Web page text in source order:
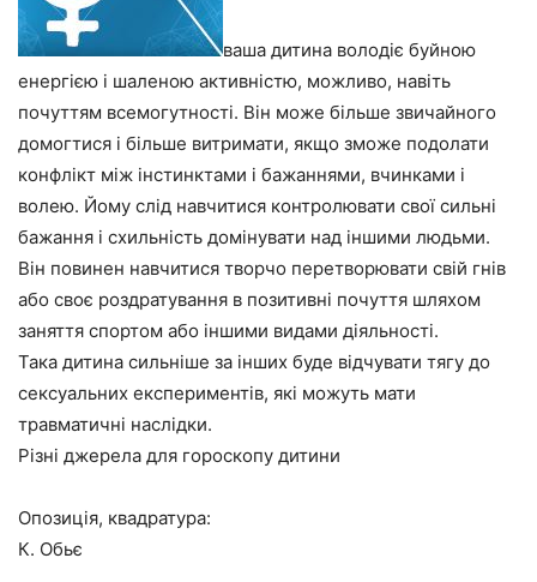
ваша дитина володіє буйною
енергією і шаленою активністю, можливо, навіть
почуттям всемогутності. Він може більше звичайного
домогтися і більше витримати, якщо зможе подолати
конфлікт між інстинктами і бажаннями, вчинками і
волею. Йому слід навчитися контролювати свої сильні
бажання і схильність домінувати над іншими людьми.
Він повинен навчитися творчо перетворювати свій гнів
або своє роздратування в позитивні почуття шляхом
заняття спортом або іншими видами діяльності.
Така дитина сильніше за інших буде відчувати тягу до
сексуальних експериментів, які можуть мати
травматичні наслідки.
Різні джерела для гороскопу дитини
Опозиція, квадратура:
К. Обьє